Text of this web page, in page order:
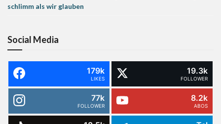
schlimm als wir glauben
Social Media
179k
LIKES
19.3k
FOLLOWER
77k
FOLLOWER
8.2k
ABOS